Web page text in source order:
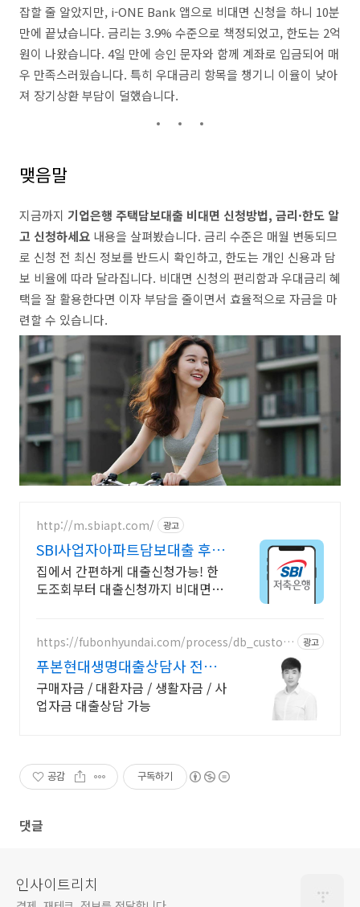
잡할 줄 알았지만, i-ONE Bank 앱으로 비대면 신청을 하니 10분
만에 끝났습니다. 금리는 3.9% 수준으로 책정되었고, 한도는 2억
원이 나왔습니다. 4일 만에 승인 문자와 함께 계좌로 입금되어 매
우 만족스러웠습니다. 특히 우대금리 항목을 챙기니 이율이 낮아
져 장기상환 부담이 덜했습니다.
맺음말
지금까지 기업은행 주택담보대출 비대면 신청방법, 금리·한도 알
고 신청하세요 내용을 살펴봤습니다. 금리 수준은 매월 변동되므
로 신청 전 최신 정보를 반드시 확인하고, 한도는 개인 신용과 담
보 비율에 따라 달라집니다. 비대면 신청의 편리함과 우대금리 혜
택을 잘 활용한다면 이자 부담을 줄이면서 효율적으로 자금을 마
련할 수 있습니다.
http://m.sbiapt.com/ 광고
SBI사업자아파트담보대출 후순
위담보대출 최대 한도는?
집에서 간편하게 대출신청가능! 한
도조회부터 대출신청까지 비대면으
https://fubonhyundai.com/process/db_custom
광고
푸본현대생명대출상담사 전용
남
구매자금 / 대환자금 / 생활자금 / 사
업자금 대출상담 가능
공감 구독하기
댓글
인사이트리치